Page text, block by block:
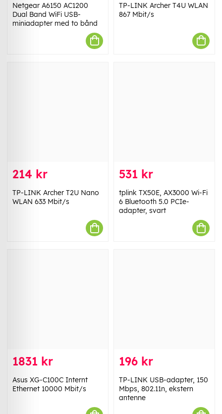
Netgear A6150 AC1200
Dual Band WiFi USB-
miniadapter med to bånd
TP-LINK Archer T4U WLAN
867 Mbit/s
214 kr
TP-LINK Archer T2U Nano
WLAN 633 Mbit/s
531 kr
tplink TX50E, AX3000 Wi-Fi
6 Bluetooth 5.0 PCIe-
adapter, svart
1831 kr
Asus XG-C100C Internt
Ethernet 10000 Mbit/s
196 kr
TP-LINK USB-adapter, 150
Mbps, 802.11n, ekstern
antenne